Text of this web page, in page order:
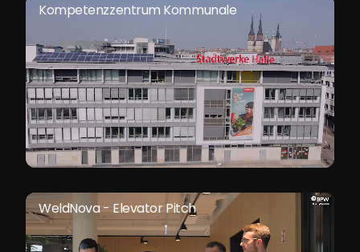
Kompetenzzentrum Kommunale
WeldNova - Elevator Pitch